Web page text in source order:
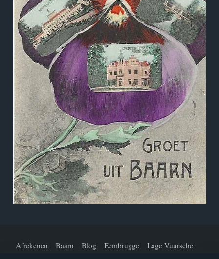
Afrekenen Baarn Blog Eembrugge
Lage Vuursche